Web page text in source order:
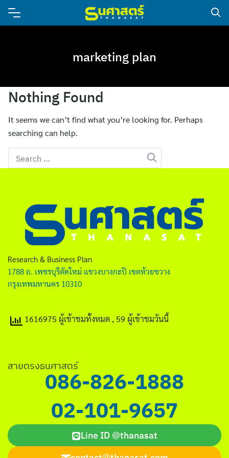
ไทย
English
marketing plan
Nothing Found
It seems we can’t find what you’re looking for. Perhaps
searching can help.
Search
for:
Research & Business Plan
1788 ถ. เพชรบุรีตัดใหม่ แขวงบางกะปิ เขตห้วยขวาง
กรุงเทพมหานคร 10310
1616975 ผู้เข้าชมทั้งหมด , 59 ผู้เข้าชมวันนี้
สายตรงธนศาสตร์
086-826-1888
02-101-9657
Line ID @thanasat